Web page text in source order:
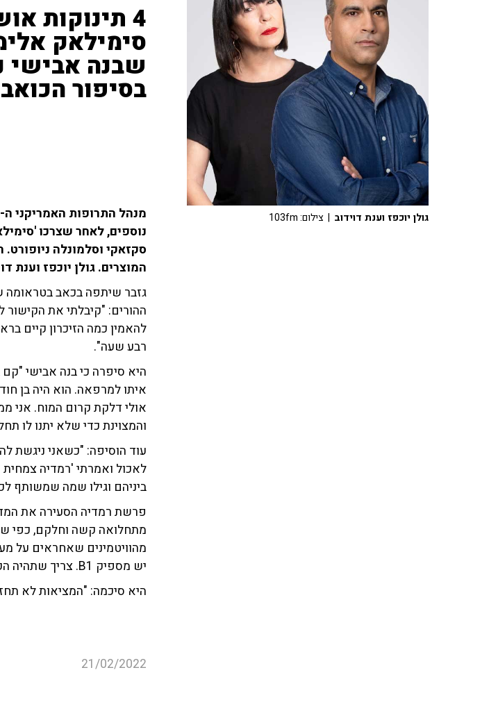
4 תינוקות
סימילאק
שבנה אבישי
בסיפור הכואב
נוספים, לאחר שצרכו
סקזאקי וסלמונלה
המוצרים. גולן יוכפז וענת
גזבר שיתפה בכאב
ההורים: "קיבלתי את הקישור
להאמין כמה הזיכרון קיים
רבע שעה".
היא סיפרה כי בנה אבישי
איתו למרפאה. הוא היה בן
אולי דלקת קרום המוח. אני
והמצוינת כדי שלא יתנו לו
עוד הוסיפה: "כשאני ניגשת
לאכול ואמרתי 'רמדיה צמחית
ביניהם וגילו שמה שמשותף
פרשת רמדיה הסעירה את
יש מספיק B1. צריך שתהיה הקפדה יתרה על מזון של תינוקות".
היא סיכמה: "המציאות לא
21/02/2022
גולן יוכפז וענת דוידוב | צילום: 103fm